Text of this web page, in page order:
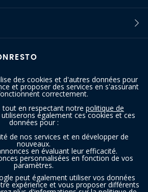
des cookies et d'autres données pour
et proposer des services en s'assurant
correctement.
tout en respectant notre politique de
également ces cookies et ces
données pour :
de nos services et en développer de
nouveaux.
en évaluant leur efficacité.
personnalisées en fonction de vos
paramètres.
peut également utiliser vos données
expérience et vous proposer différents